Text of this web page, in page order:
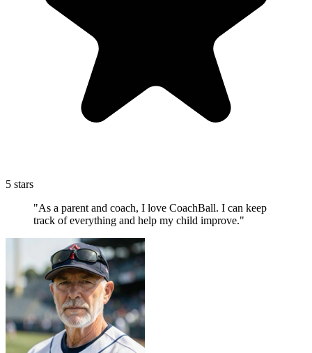
5 stars
"As a parent and coach, I love CoachBall. I can keep
track of everything and help my child improve."